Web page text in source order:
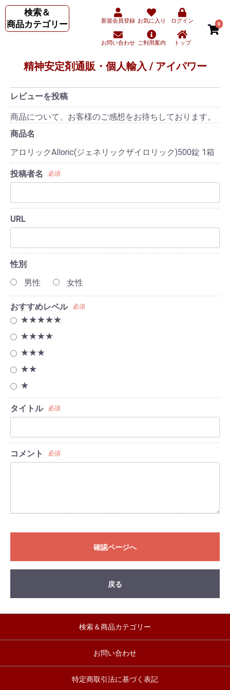
検索＆
商品カテゴリー
新規会員登録 お気に入り ログイン
お問い合わせ ご利用案内 トップ
0
精神安定剤通販・個人輸入 / アイパワー
レビューを投稿
商品について、お客様のご感想をお待ちしております。
商品名
アロリックAlloric(ジェネリックザイロリック)500錠 1箱
投稿者名 必須
URL
性別
男性
女性
おすすめレベル 必須
★★★★★
★★★★
★★★
★★
★
タイトル 必須
コメント 必須
確認ページへ
戻る
検索＆商品カテゴリー
お問い合わせ
特定商取引法に基づく表記